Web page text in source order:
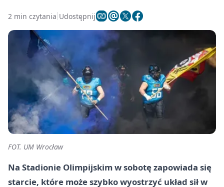
2 min czytania Udostępnij
FOT. UM Wrocław
Na Stadionie Olimpijskim w sobotę zapowiada się
starcie, które może szybko wyostrzyć układ sił w